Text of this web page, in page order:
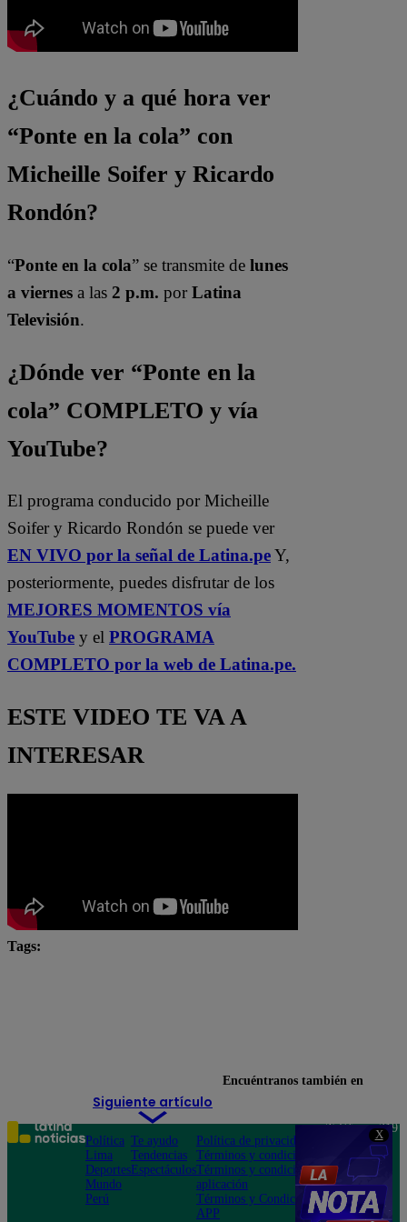
X
¿Cuándo y a qué hora ver
“Ponte en la cola” con
Micheille Soifer y Ricardo
Rondón?
“Ponte en la cola” se transmite de lunes
a viernes a las 2 p.m. por Latina
Televisión.
¿Dónde ver “Ponte en la
cola” COMPLETO y vía
YouTube?
El programa conducido por Micheille
Soifer y Ricardo Rondón se puede ver
EN VIVO por la señal de Latina.peY,
posteriormente, puedes disfrutar de los
MEJORES MOMENTOS vía
YouTube y el PROGRAMA
COMPLETO por la web de Latina.pe.
ESTE VIDEO TE VA A
INTERESAR
Tags:
Siguiente artículo
Encuéntranos también en
Política
Lima
Deportes
Mundo
Perú
Te ayudo
Tendencias
Espectáculos
Política de privacidad
Términos y condiciones
Términos y condiciones
aplicación
Términos y Condiciones
APP
Teléfono: 219
Av. San
Felipe 968
Jesús María